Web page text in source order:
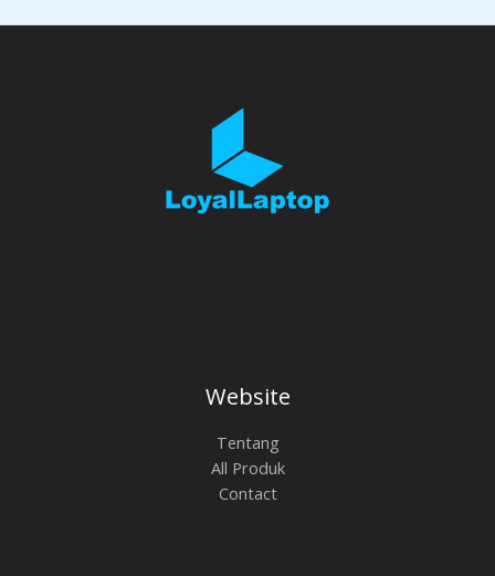
Website
Tentang
All Produk
Contact